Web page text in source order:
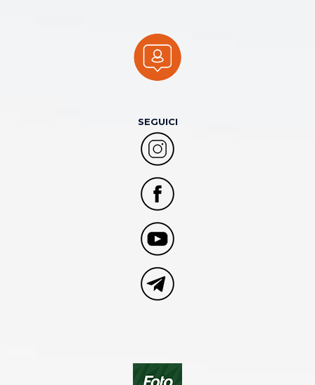
SEGUICI